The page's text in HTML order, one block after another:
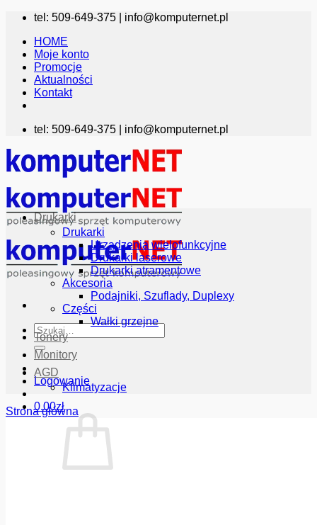
Przewiń
zawartości
tel: 509-649-375 | info@komputernet.pl
HOME
Moje konto
Promocje
Aktualności
Kontakt
tel: 509-649-375 | info@komputernet.pl
Szukaj:
Logowanie
0.00zł
Drukarki
Drukarki
Urządzenia wielofunkcyjne
Drukarki laserowe
Drukarki atramentowe
Akcesoria
Podajniki, Szuflady, Duplexy
Części
Wałki grzejne
Tonery
Monitory
AGD
Klimatyzacje
Strona główna